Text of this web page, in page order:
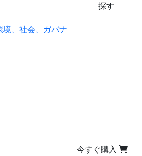
境、社会、ガバナ
探す
今すぐ購入